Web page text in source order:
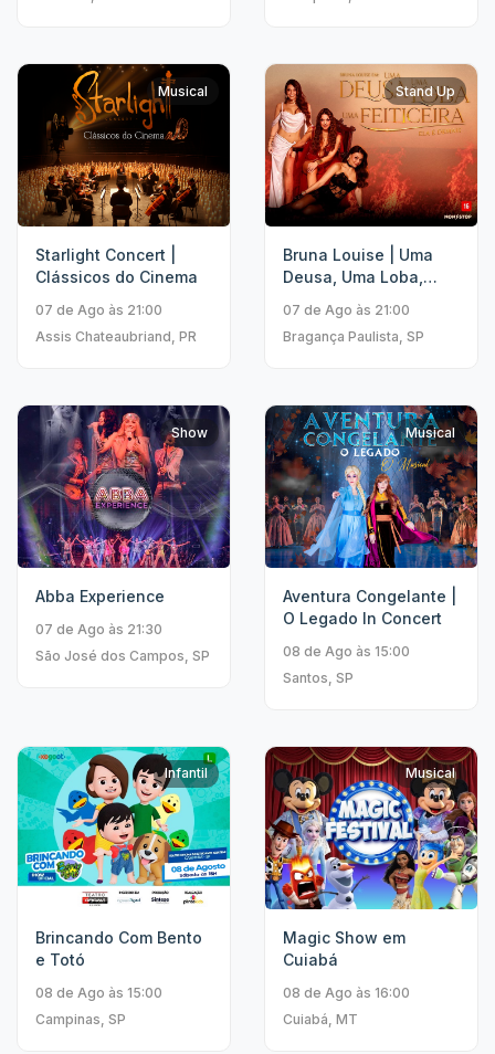
Musical
Starlight Concert |
Clássicos do Cinema
07 de Ago às 21:00
Assis Chateaubriand, PR
Stand Up
Bruna Louise | Uma
Deusa, Uma Loba,
07 de Ago às 21:00
Bragança Paulista, SP
Show
Abba Experience
07 de Ago às 21:30
São José dos Campos, SP
Musical
Aventura Congelante |
O Legado In Concert
08 de Ago às 15:00
Santos, SP
Infantil
Brincando Com Bento
e Totó
08 de Ago às 15:00
Campinas, SP
Musical
Magic Show em
Cuiabá
08 de Ago às 16:00
Cuiabá, MT